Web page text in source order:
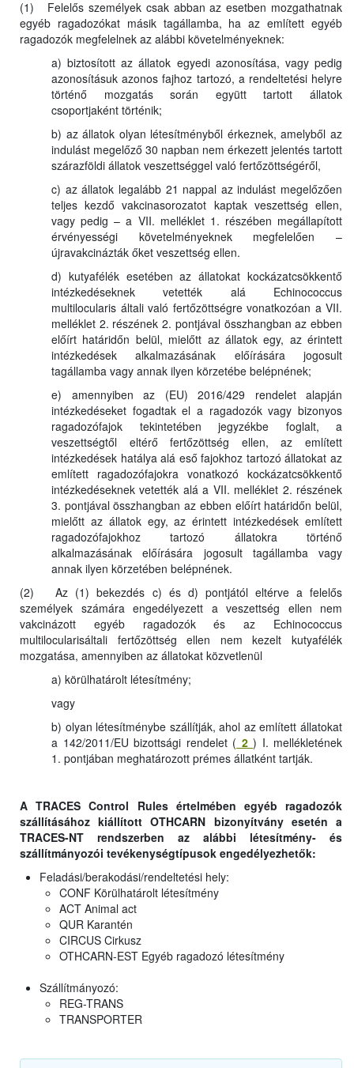
(1) Felelős személyek csak abban az esetben mozgathatnak
egyéb ragadozókat másik tagállamba, ha az említett egyéb
ragadozók megfelelnek az alábbi követelményeknek:
a) biztosított az állatok egyedi azonosítása, vagy pedig
azonosításuk azonos fajhoz tartozó, a rendeltetési helyre
történő mozgatás során együtt tartott állatok
csoportjaként történik;
b) az állatok olyan létesítményből érkeznek, amelyből az
indulást megelőző 30 napban nem érkezett jelentés tartott
szárazföldi állatok veszettséggel való fertőzöttségéről,
c) az állatok legalább 21 nappal az indulást megelőzően
teljes kezdő vakcinasorozatot kaptak veszettség ellen,
vagy pedig – a VII. melléklet 1. részében megállapított
érvényességi követelményeknek megfelelően –
újravakcinázták őket veszettség ellen.
d) kutyafélék esetében az állatokat kockázatcsökkentő
intézkedéseknek vetették alá Echinococcus
multilocularis általi való fertőzöttségre vonatkozóan a VII.
melléklet 2. részének 2. pontjával összhangban az ebben
előírt határidőn belül, mielőtt az állatok egy, az érintett
intézkedések alkalmazásának előírására jogosult
tagállamba vagy annak ilyen körzetébe belépnének;
e) amennyiben az (EU) 2016/429 rendelet alapján
intézkedéseket fogadtak el a ragadozók vagy bizonyos
ragadozófajok tekintetében jegyzékbe foglalt, a
veszettségtől eltérő fertőzöttség ellen, az említett
intézkedések hatálya alá eső fajokhoz tartozó állatokat az
említett ragadozófajokra vonatkozó kockázatcsökkentő
intézkedéseknek vetették alá a VII. melléklet 2. részének
3. pontjával összhangban az ebben előírt határidőn belül,
mielőtt az állatok egy, az érintett intézkedések említett
ragadozófajokhoz tartozó állatokra történő
alkalmazásának előírására jogosult tagállamba vagy
annak ilyen körzetében belépnének.
(2) Az (1) bekezdés c) és d) pontjától eltérve a felelős
személyek számára engedélyezett a veszettség ellen nem
vakcinázott egyéb ragadozók és az Echinococcus
multilocularisáltali fertőzöttség ellen nem kezelt kutyafélék
mozgatása, amennyiben az állatokat közvetlenül
a) körülhatárolt létesítmény;
vagy
b) olyan létesítménybe szállítják, ahol az említett állatokat
a 142/2011/EU bizottsági rendelet ( 2 ) I. mellékletének
1. pontjában meghatározott prémes állatként tartják.
A TRACES Control Rules értelmében egyéb ragadozók
szállításához kiállított OTHCARN bizonyítvány esetén a
TRACES-NT rendszerben az alábbi létesítmény- és
szállítmányozói tevékenységtípusok engedélyezhetők:
Feladási/berakodási/rendeltetési hely:
CONF Körülhatárolt létesítmény
ACT Animal act
QUR Karantén
CIRCUS Cirkusz
OTHCARN-EST Egyéb ragadozó létesítmény
Szállítmányozó:
REG-TRANS
TRANSPORTER